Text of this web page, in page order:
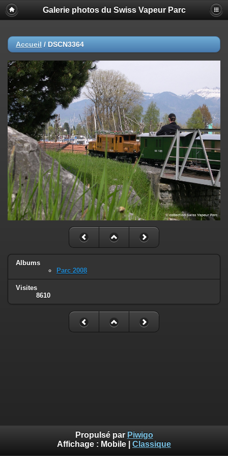
Galerie photos du Swiss Vapeur Parc
Accueil / DSCN3364
Albums
Parc 2008
Visites
8610
Propulsé par Piwigo
Affichage : Mobile Classique